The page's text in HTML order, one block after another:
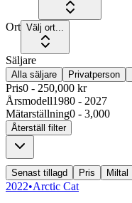
Ort Välj ort...
Säljare
Alla säljare Privatperson
Pris0 - 250,000 kr
Årsmodell1980 - 2027
Mätarställning0 - 3,000
Återställ filter
Senast tillagd Pris Miltal
2022•Arctic Cat